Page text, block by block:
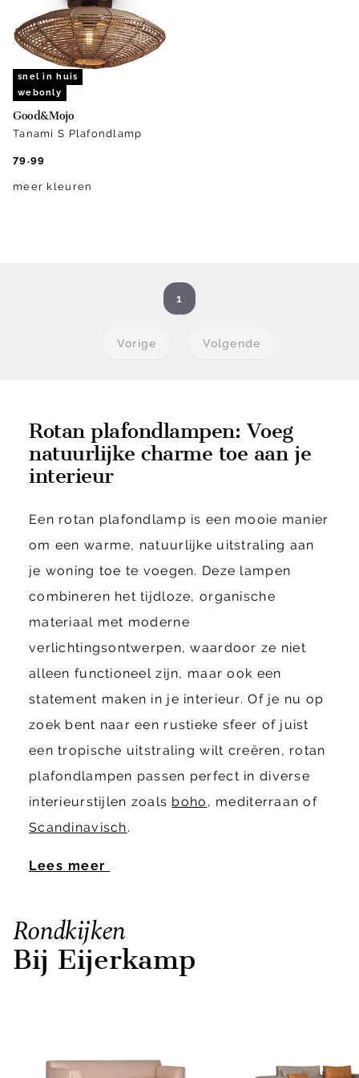
snel in huis
webonly
Good&Mojo
Tanami S Plafondlamp
79.99
meer kleuren
Vorige
1
Volgende
Rotan plafondlampen: Voeg
natuurlijke charme toe aan je
interieur
Een rotan plafondlamp is een mooie manier
om een warme, natuurlijke uitstraling aan
je woning toe te voegen. Deze lampen
combineren het tijdloze, organische
materiaal met moderne
verlichtingsontwerpen, waardoor ze niet
alleen functioneel zijn, maar ook een
statement maken in je interieur. Of je nu op
zoek bent naar een rustieke sfeer of juist
een tropische uitstraling wilt creëren, rotan
plafondlampen passen perfect in diverse
interieurstijlen zoals boho , mediterraan of
Scandinavisch.
Lees meer
Rondkijken
Bij Eijerkamp